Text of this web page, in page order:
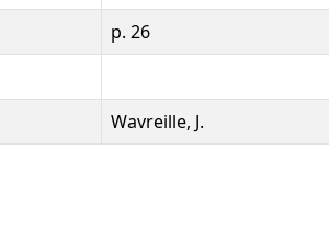
p. 26
Wavreille, J.